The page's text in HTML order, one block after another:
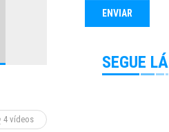
4 vídeos
SEGUE LÁ